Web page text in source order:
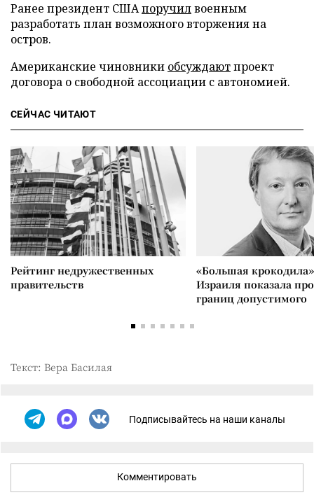
Ранее президент СШАпоручилвоенным
разработать план возможного вторжения на
остров.
Американские чиновники обсуждаютпроект
договора о свободной ассоциации с автономией.
СЕЙЧАС ЧИТАЮТ
Рейтинг недружественных
правительств
«Большая
Израиля показала
границ допустимого
Текст: Вера Басилая
Подписывайтесь на наши каналы
Комментировать